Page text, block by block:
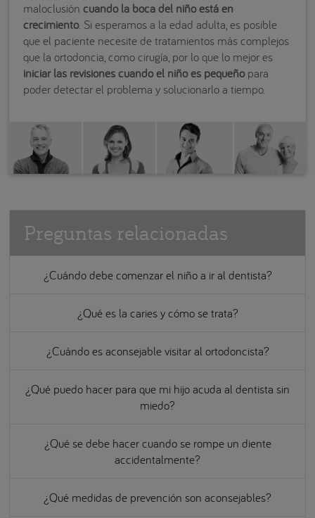
maloclusión cuando la boca del niño está en
crecimiento. Si esperamos a la edad adulta, es posible
que el paciente necesite de tratamientos más complejos
que la ortodoncia, como cirugía, por lo que lo mejor es
iniciar las revisiones cuando el niño es pequeñopara
poder detectar el problema y solucionarlo a tiempo.
Preguntas relacionadas
¿Cuándo debe comenzar el niño a ir al dentista?
¿Qué es la caries y cómo se trata?
¿Cuándo es aconsejable visitar al ortodoncista?
¿Qué puedo hacer para que mi hijo acuda al dentista sin
miedo?
¿Qué se debe hacer cuando se rompe un diente
accidentalmente?
¿Qué medidas de prevención son aconsejables?